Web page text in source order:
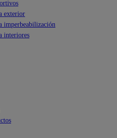
exterior
imperbeabilización
interiores